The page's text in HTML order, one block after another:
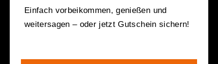
Einfach vorbeikommen, genießen und
weitersagen – oder jetzt Gutschein sichern!